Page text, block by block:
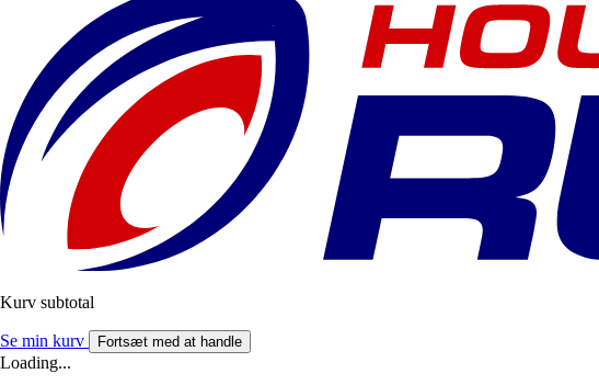
Kurv subtotal
Se min kurv Fortsæt med at handle
Loading...